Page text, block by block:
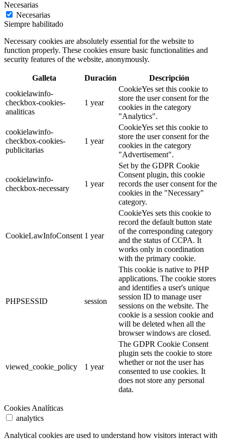
Necesarias
Necesarias
Siempre habilitado
Necessary cookies are absolutely essential for the website to
function properly. These cookies ensure basic functionalities and
security features of the website, anonymously.
Galleta Duración
Descripción
cookielawinfo-
checkbox-cookies-
analiticas
1 year
CookieYes set this cookie to
store the user consent for the
cookies in the category
"Analytics".
cookielawinfo-
checkbox-cookies-
publicitarias
1 year
CookieYes set this cookie to
store the user consent for the
cookies in the category
"Advertisement".
cookielawinfo-
checkbox-necessary
1 year
Set by the GDPR Cookie
Consent plugin, this cookie
records the user consent for the
cookies in the "Necessary"
category.
CookieLawInfoConsent 1 year
CookieYes sets this cookie to
record the default button state
of the corresponding category
and the status of CCPA. It
works only in coordination
with the primary cookie.
PHPSESSID session
This cookie is native to PHP
applications. The cookie stores
and identifies a user's unique
session ID to manage user
sessions on the website. The
cookie is a session cookie and
will be deleted when all the
browser windows are closed.
viewed_cookie_policy 1 year
The GDPR Cookie Consent
plugin sets the cookie to store
whether or not the user has
consented to use cookies. It
does not store any personal
data.
Cookies Analíticas
analytics
Analytical cookies are used to understand how visitors interact with